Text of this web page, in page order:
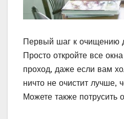
Первый шаг к очищению
Просто откройте все
проход, даже если вам
ничто не очистит лучше,
Можете также потрусить